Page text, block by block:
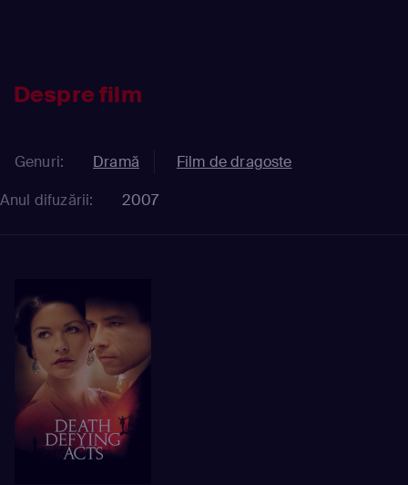
Despre film
Genuri: Dramă
Film de dragoste
Anul difuzării:
2007